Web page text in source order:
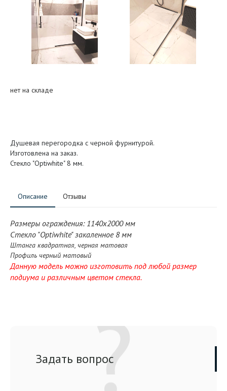
нет на складе
Душевая перегородка с черной фурнитурой.
Изготовлена на заказ.
Стекло "Optiwhite" 8 мм.
Описание Отзывы
Размеры ограждения: 1140x2000 мм
Стекло "Optiwhite" закаленное 8 мм
Штанга квадратная, черная матовая
Профиль черный матовый
Данную модель можно изготовить под любой размер
подиума и различным цветом стекла.
Задать вопрос